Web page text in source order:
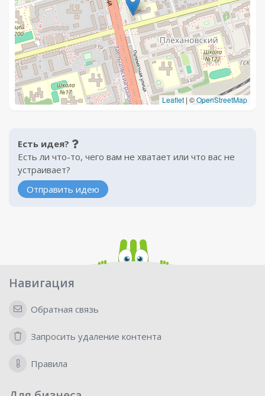
Leaflet | ©OpenStreetMap
Есть идея?
Есть ли что-то, чего вам не хватает или что вас не
устраивает?
Отправить идею
Навигация
Обратная связь
Запросить удаление контента
Правила